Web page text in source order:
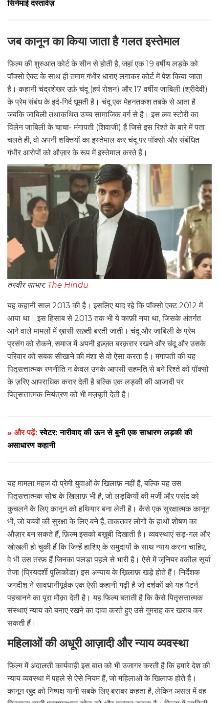
सिनेमाई दस्तावेज़
जब कानून का किया जाता है गलत इस्तेमाल
फ़िल्म की शुरुआत कोर्ट के सीन से होती है, जहां एक 19 वर्षीय लड़के को
पॉक्सो ऐक्ट के साथ ही तमाम गंभीर धाराएं लगाकर कोर्ट में पेश किया जाता
है। कहानी चंद्रशेखर उर्फ़ चंदू (हर्ष रोशन) और 17 वर्षीय जाबिली (श्रीदेवी)
के प्रेम संबंध के इर्द-गिर्द घूमती है। चंदू एक मेहनतकश तबके से आता है
जबकि जाबिली तथाकथित उच्च सामाजिक वर्ग से है। इस लव स्टोरी का
विलेन जाबिली के चाचा- मंगापती (शिवाजी) हैं जिसे इस रिश्ते के बारे में पता
चलते ही, वो अपनी शक्तियों का इस्तेमाल कर चंदू पर पॉक्सो और संबंधित
गंभीर आरोपों को औज़ार के रूप में इस्तेमाल करते हैं।
तस्वीर साभार: The Hindu
यह कहानी साल 2013 की है। इसलिए याद रहे कि पॉक्सो एक्ट 2012 में
आया था। इस हिसाब से 2013 तक भी ये काफ़ी नया था, जिसके अंतर्गत
आने वाले मामलों में ख़ासी सख़्ती बरती जाती। चंदू और जाबिली के प्रेम
प्रसंग को रोकने, समाज में अपनी इज़्ज़त बरक़रार रखने और चंदू और उसके
परिवार को सबक सीखाने की मंशा से वो ऐसा करता है। मंगापती की यह
पितृसत्तात्मक रणनीति न केवल उनके आपसी सहमति से बने रिश्ते को पॉक्सो
के ज़रिए आपराधिक करार देती है बल्कि एक लड़की की आजादी पर
पितृसत्तात्मक नियंत्रण को भी मज़बूती देती है।
» और पढ़ें:स्वेटर: नारीवाद की ऊन से बुनी एक साधारण लड़की की
असाधारण कहानी
यह मामला महज दो प्रेमी युवाओं के खिलाफ़ नहीं है, बल्कि यह उस
पितृसत्तात्मक सोच के खिलाफ़ भी है, जो लड़कियों की मर्जी और पसंद को
कुचलने के लिए कानून को हथियार बना लेती है। कैसे एक सुरक्षात्मक कानून
भी, जो बच्चों की सुरक्षा के लिए बने हैं, ताकतवर लोगों के हाथों शोषण का
औज़ार बन सकते हैं, फ़िल्म इसको बख़ूबी दिखाती है। व्यवस्थाएं सड़-गल और
खोखली हो चुकी हैं कि जिन्हें हाशिए के समुदायों के साथ न्याय करना चाहिए,
वे भी उस तरफ़ हैं जिनका पलड़ा पहले से भारी है। ऐसे में जूनियर वकील सूर्या
तेजा (प्रियदर्शी पुलिकोंडा) इस अन्याय के ख़िलाफ़ खड़े होते हैं। निर्देशक
जगदीश ने सावधानीपूर्वक एक ऐसी कहानी गढ़ी है जो दर्शकों को यह पैटर्न
पहचानने का पूरा मौक़ा देती है। यह फिल्म बताती है कि कैसे पितृसत्तात्मक
संस्थाएं न्याय को बनाए रखने का दावा करते हुए उसे गुमराह कर खराब कर
सकती हैं।
महिलाओं की अधूरी आज़ादी और न्याय व्यवस्था
फ़िल्म में अदालती कार्यवाही इस बात को भी उजागर करती है कि हमारे देश की
न्याय व्यवस्था में पहले से ऐसे नियम हैं, जो महिलाओं के खिलाफ होते हैं।
कानून खुद को निष्पक्ष यानी सबके लिए बराबर कहता है, लेकिन असल में वह